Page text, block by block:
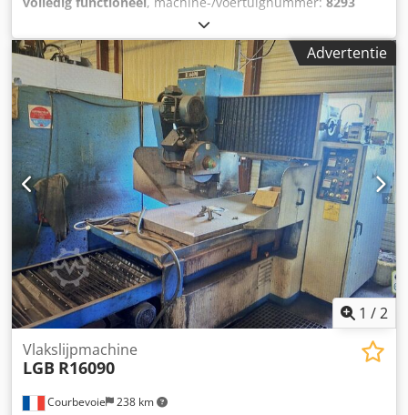
, slijpbreedte:
lengte:2.300 mm, tafelbreedte:250 mm, -WR 109- Hier
wordt een ELB Schliff SW 12 VA I vlakschlijpmachine
aangeboden. De machine verkeert in goede staat en is
volledig operationeel. De vlakschlijpmachine is voorzien
van een hydraulische tafel. Technische specificaties:
Magnetische spanplaat: ca. 1200 mm x 300 mm
Spanoppervlak: 2300 mm x 250 mm Max. werkhoogte bij
een nieuwe slijpschijf: 400 mm Max. werkhoogte bij een
gebruikte slijpschijf: 400 mm Diameter slijpschijf: 300 mm
Toerental spindelmotor: 1440 tpm Toerental hydraulische
motor: 1420 tpm Toerental dwarsvoedingsmotor: 930 tpm
De machine bevindt zich momenteel in een extern
magazijn in de buurt van Solingen. Crjdpfxeznb Sbo Anvjf
Op afspraak kunnen bezichtigingen onder spanning tot 31-
07-2026 worden georganiseerd.
Advertentie
1 /2
Courbevoie 238 km
Vlakslijpmachine
LGB R16090